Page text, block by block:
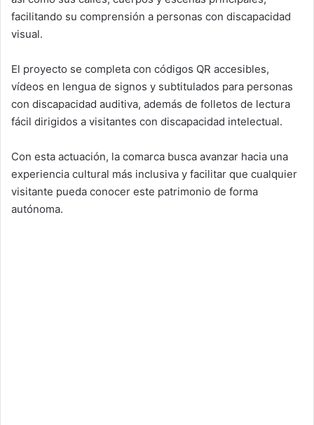
facilitando su comprensión a personas con discapacidad
visual.
El proyecto se completa con códigos QR accesibles,
vídeos en lengua de signos y subtitulados para personas
con discapacidad auditiva, además de folletos de lectura
fácil dirigidos a visitantes con discapacidad intelectual.
Con esta actuación, la comarca busca avanzar hacia una
experiencia cultural más inclusiva y facilitar que cualquier
visitante pueda conocer este patrimonio de forma
autónoma.